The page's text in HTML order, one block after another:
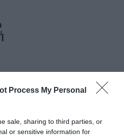
Process My Personal
sale, sharing to third parties, or
or sensitive information for